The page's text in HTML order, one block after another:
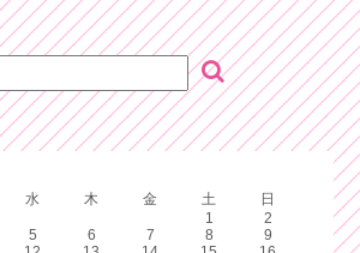
水 木 金 土
日
1
2
5 6 7 8
9